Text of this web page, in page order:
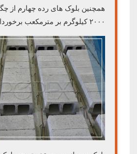
۲۰۰۰ کیلوگرم بر مترمکعب برخوردار هستند.